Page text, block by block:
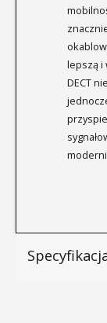
lepszą i
DECT